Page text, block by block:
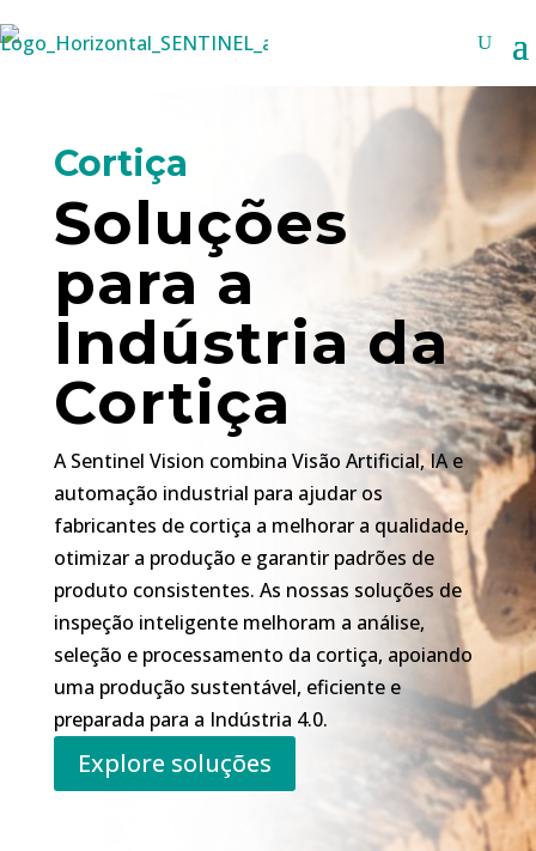
Cortiça
Soluções
para a
Indústria da
Cortiça
A Sentinel Vision combina Visão Artificial, IA e
automação industrial para ajudar os
fabricantes de cortiça a melhorar a qualidade,
otimizar a produção e garantir padrões de
produto consistentes. As nossas soluções de
inspeção inteligente melhoram a análise,
seleção e processamento da cortiça, apoiando
uma produção sustentável, eficiente e
preparada para a Indústria 4.0.
Explore soluções